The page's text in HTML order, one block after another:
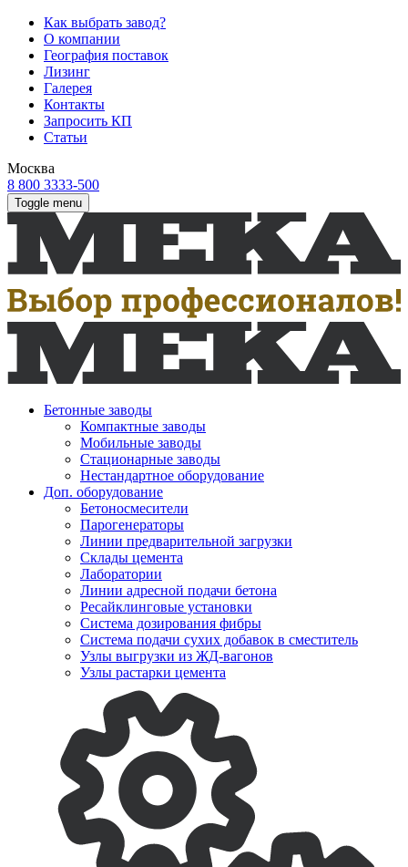
Как выбрать завод?
О компании
География поставок
Лизинг
Галерея
Контакты
Запросить КП
Статьи
Москва
8 800 3333-500
Toggle menu
Бетонные заводы
Компактные заводы
Мобильные заводы
Стационарные заводы
Нестандартное оборудование
Доп. оборудование
Бетоносмесители
Парогенераторы
Линии предварительной загрузки
Склады цемента
Лаборатории
Линии адресной подачи бетона
Ресайклинговые установки
Система дозирования фибры
Система подачи сухих добавок в сместитель
Узлы выгрузки из ЖД-вагонов
Узлы растарки цемента